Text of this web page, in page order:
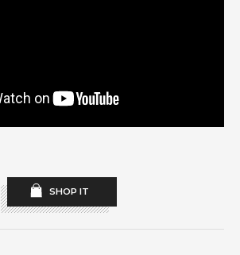
SHOP IT